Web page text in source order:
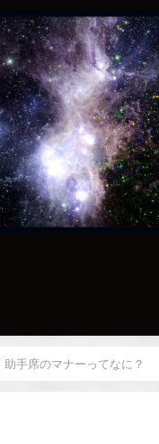
助手席のマナーってなに？